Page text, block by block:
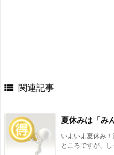
 関連記事
夏休みは「み
いよいよ夏休み
ところですが、